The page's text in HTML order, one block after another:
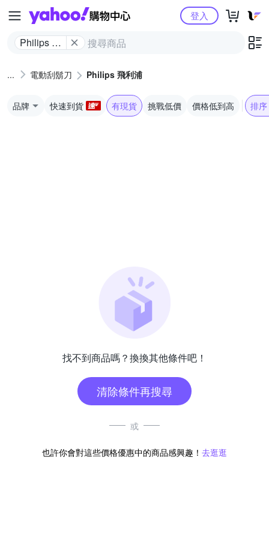
Yahoo購物中心
Philips 飛
登入
電動刮鬍刀 Philips 飛利浦
品牌 快速到貨 有現貨 挑戰低價 價格低到高 排序
找不到商品嗎？換換其他條件吧！
清除條件再搜尋
或
也許你會對這些價格優惠中的商品感興趣！ 去逛逛